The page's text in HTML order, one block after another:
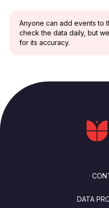
Anyone can add events to
check the data daily, but
for its accuracy.
DATA